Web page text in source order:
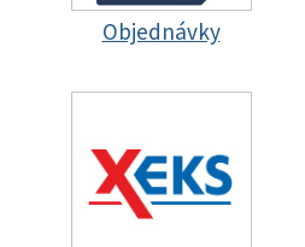
Objednávky